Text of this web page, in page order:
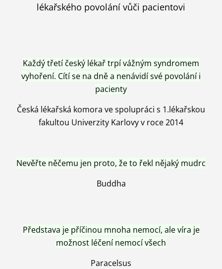
lékařského povolání vůči pacientovi
Každý třetí český lékař trpí vážným syndromem
vyhoření. Cítí se na dně a nenávidí své povolání i
pacienty
Česká lékařská komora ve spolupráci s 1.lékařskou
fakultou Univerzity Karlovy v roce 2014
Nevěřte něčemu jen proto, že to řekl nějaký mudrc
Buddha
Představa je příčinou mnoha nemocí, ale víra je
možnost léčení nemocí všech
Paracelsus